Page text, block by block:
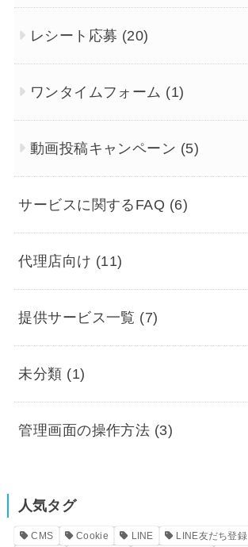
レシート応募 (20)
ワンタイムフォーム (1)
動画投稿キャンペーン (5)
サービスに関するFAQ (6)
代理店向け (11)
提供サービス一覧 (7)
未分類 (1)
管理画面の操作方法 (3)
人気タグ
CMS Cookie LINE LINE友だち登録